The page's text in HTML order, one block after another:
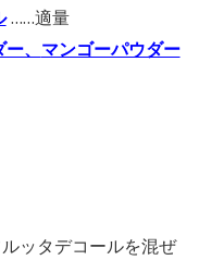
……適量
、 マンゴーパウダー
ッタデコールを混ぜ